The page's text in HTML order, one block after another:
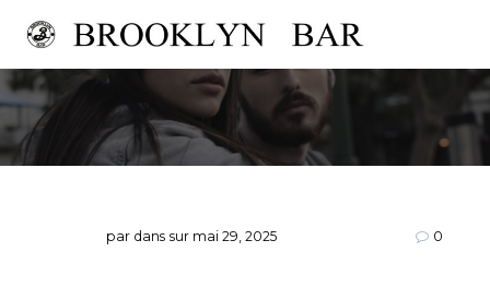
au
par dans sur mai 29, 2025 0